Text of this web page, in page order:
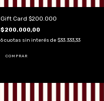
Gift Card $200.000
$200.000,00
6 cuotas sin interés de $33.333,33